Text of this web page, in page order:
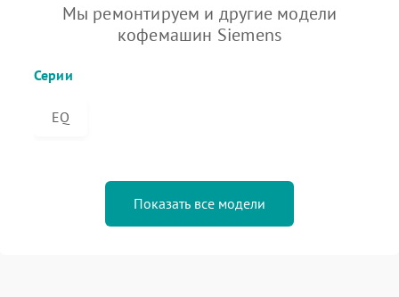
Мы ремонтируем и другие модели
кофемашин Siemens
Серии
EQ
Показать все модели